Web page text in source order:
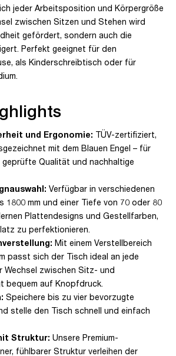
jeder Arbeitsposition und Körpergröße
zwischen Sitzen und Stehen wird
gefördert, sondern auch die
Perfekt geeignet für den
als Kinderschreibtisch oder für
und Ergonomie: TÜV-zertifiziert,
mit dem Blauen Engel – für
Qualität und nachhaltige
Verfügbar in verschiedenen
1800 mm und einer Tiefe von 70 oder 80
Plattendesigns und Gestellfarben,
zu perfektionieren.
Mit einem Verstellbereich
passt sich der Tisch ideal an jede
Wechsel zwischen Sitz- und
bequem auf Knopfdruck.
Speichere bis zu vier bevorzugte
stelle den Tisch schnell und einfach
Struktur: Unsere Premium-
fühlbarer Struktur verleihen der